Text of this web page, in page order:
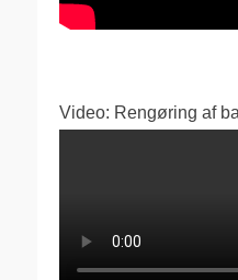
Video: Rengøring af